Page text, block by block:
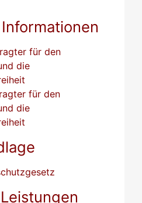
für den
die
für den
die